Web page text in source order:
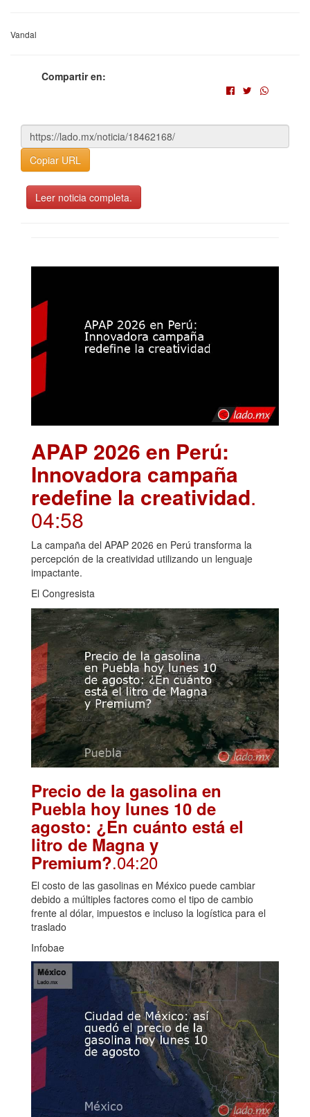
Vandal
Compartir en:
Copiar URL
Leer noticia completa.
APAP 2026 en Perú:
Innovadora campaña
redefine la creatividad.
04:58
La campaña del APAP 2026 en Perú transforma la
percepción de la creatividad utilizando un lenguaje
impactante.
El Congresista
Precio de la gasolina en
Puebla hoy lunes 10 de
agosto: ¿En cuánto está el
litro de Magna y
Premium?.04:20
El costo de las gasolinas en México puede cambiar
debido a múltiples factores como el tipo de cambio
frente al dólar, impuestos e incluso la logística para el
traslado
Infobae